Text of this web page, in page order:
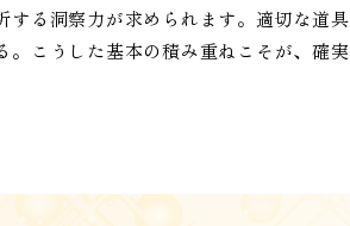
する洞察力が求められます。適切な道具
こうした基本の積み重ねこそが、確実